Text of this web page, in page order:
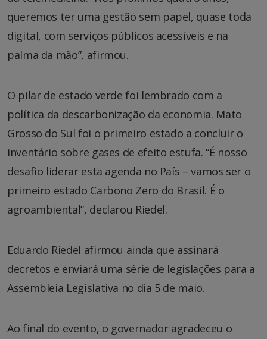
queremos ter uma gestão sem papel, quase toda
digital, com serviços públicos acessíveis e na
palma da mão”, afirmou.
O pilar de estado verde foi lembrado com a
política da descarbonização da economia. Mato
Grosso do Sul foi o primeiro estado a concluir o
inventário sobre gases de efeito estufa. “É nosso
desafio liderar esta agenda no País – vamos ser o
primeiro estado Carbono Zero do Brasil. É o
agroambiental”, declarou Riedel.
Eduardo Riedel afirmou ainda que assinará
decretos e enviará uma série de legislações para a
Assembleia Legislativa no dia 5 de maio.
Ao final do evento, o governador agradeceu o